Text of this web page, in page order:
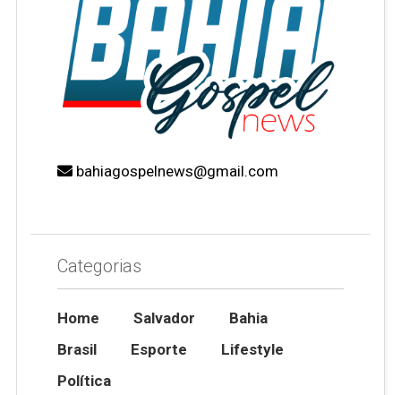
bahiagospelnews@gmail.com
Categorias
Home Salvador
Bahia
Brasil
Esporte
Lifestyle
Política